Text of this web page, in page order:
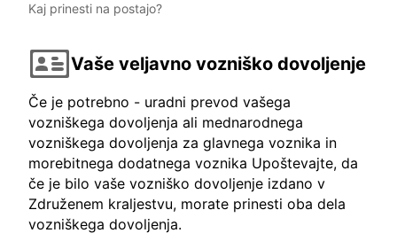
Kaj prinesti na postajo?
Vaše veljavno vozniško dovoljenje
Če je potrebno - uradni prevod vašega
vozniškega dovoljenja ali mednarodnega
vozniškega dovoljenja za glavnega voznika in
morebitnega dodatnega voznika Upoštevajte, da
če je bilo vaše vozniško dovoljenje izdano v
Združenem kraljestvu, morate prinesti oba dela
vozniškega dovoljenja.